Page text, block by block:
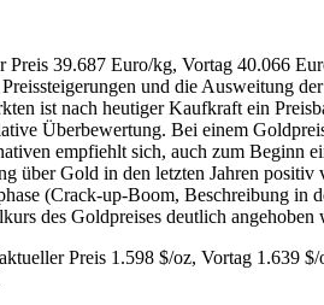
39.687 Euro/kg, Vortag 40.066
und die Ausweitung
ist nach heutiger Kaufkraft ein
Überbewertung. Bei einem
empfiehlt sich, auch zum Beginn
über Gold in den letzten Jahren
(Crack-up-Boom, Beschreibung
des Goldpreises deutlich angehoben
Preis 1.598 $/oz, Vortag 1.639